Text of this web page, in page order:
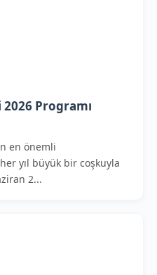
Programı
en önemli
yıl büyük bir coşkuyla
2...